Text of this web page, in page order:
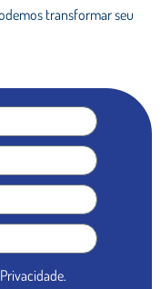
transformar seu